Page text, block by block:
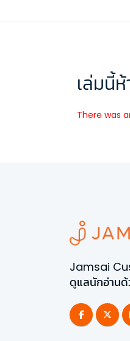
เล่มนี้
There was
Jamsai
ดูแลนักอ่านด้